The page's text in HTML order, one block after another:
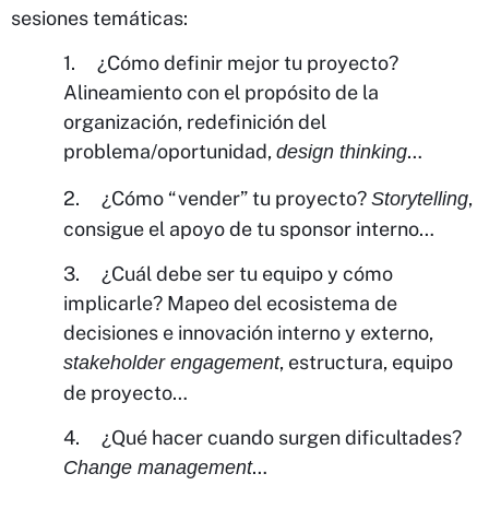
sesiones temáticas:
1. ¿Cómo definir mejor tu proyecto?
Alineamiento con el propósito de la
organización, redefinición del
problema/oportunidad, design thinking…
2. ¿Cómo “vender” tu proyecto? Storytelling,
consigue el apoyo de tu sponsor interno…
3. ¿Cuál debe ser tu equipo y cómo
implicarle? Mapeo del ecosistema de
decisiones e innovación interno y externo,
stakeholder engagement, estructura, equipo
de proyecto…
4. ¿Qué hacer cuando surgen dificultades?
Change management…